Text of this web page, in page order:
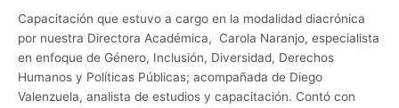
Capacitación que estuvo a cargo en la modalidad diacrónica
por nuestra Directora Académica, Carola Naranjo, especialista
en enfoque de Género, Inclusión, Diversidad, Derechos
Humanos y Políticas Públicas; acompañada de Diego
Valenzuela, analista de estudios y capacitación. Contó con